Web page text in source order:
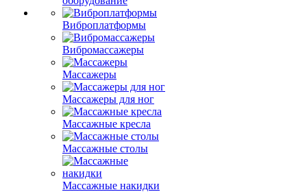
Виброплатформы
Вибромассажеры
Массажеры
Массажеры для ног
Массажные кресла
Массажные столы
Массажные накидки